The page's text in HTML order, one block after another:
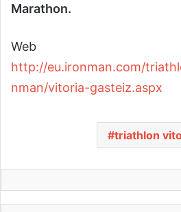
Marathon.
Web
http://eu.ironman.com/
nman/vitoria-gasteiz.aspx
triathlon